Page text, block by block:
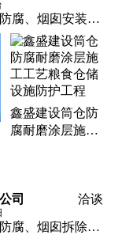
腐、烟囱安装、
高空作业、高空
囱安装航标灯、
鑫盛建设筒仓防
腐耐磨涂层施工
司 洽谈
腐、烟囱拆除、